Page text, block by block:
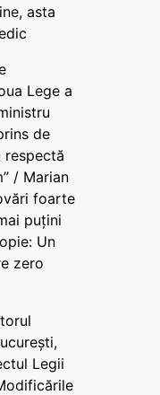
asta
Lege a
de
respectă
/ Marian
foarte
puțini
Un
zero
Legii